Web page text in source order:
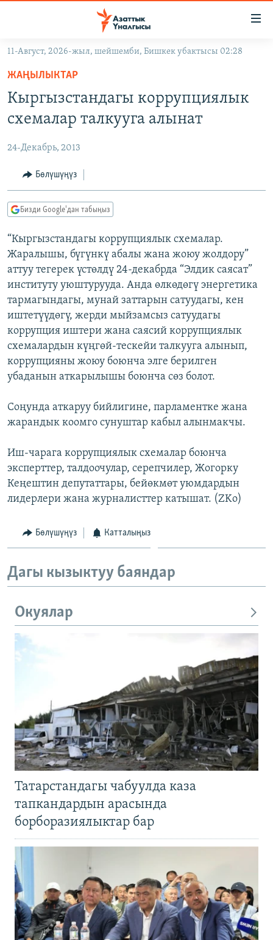
Навигацияга
өтүңүз
Издөөгө
салыңызКЫРГЫЗСТАН
ЭКОНОМИКА
МАДАНИЯТ
ДҮЙНӨ
БОРБОР АЗИЯ
АТАЙЫН ИЛИКТӨӨ
ТВ ПРОГРАММАЛАР
ЭКСПЕРТТЕР ТАЛДАЙТ
БИЗ ЖАНА ДҮЙНӨ
ДАНИСТЕ
ЭЖЕ-СИҢДИЛЕР
АЗАТТЫК+
ЫҢГАЙСЫЗ СУРООЛОР
ӨЗГӨЧӨ ПИКИР
Русский
ОНЛАЙН ШЕРИНЕ
ЭЕ/АРнун бардык сайттары
11-Август, 2026-жыл, шейшемби, Бишкек убактысы 02:28
ЖАҢЫЛЫКТАР
Кыргызстандагы коррупциялык
схемалар талкууга алынат
24-Декабрь, 2013
Бөлүшүңүз
Бизди Google'дан табыңыз
“Кыргызстандагы коррупциялык схемалар.
Жаралышы, бүгүнкү абалы жана жоюу жолдору”
аттуу тегерек үстөлдү 24-декабрда “Элдик саясат”
институту уюштурууда. Анда өлкөдөгү энергетика
тармагындагы, мунай заттарын сатуудагы, кен
иштетүүдөгү, жерди мыйзамсыз сатуудагы
коррупция иштери жана саясий коррупциялык
схемалардын күңгөй-тескейи талкууга алынып,
коррупцияны жоюу боюнча элге берилген
убаданын аткарылышы боюнча сөз болот.
Соңунда аткаруу бийлигине, парламентке жана
жарандык коомго сунуштар кабыл алынмакчы.
Иш-чарага коррупциялык схемалар боюнча
эксперттер, талдоочулар, серепчилер, Жогорку
Кеңештин депутаттары, бейөкмөт уюмдардын
лидерлери жана журналисттер катышат. (ZKo)
Бөлүшүңүз Катталыңыз
Дагы кызыктуу баяндар
Окуялар
Татарстандагы чабуулда каза
тапкандардын арасында
борборазиялыктар бар